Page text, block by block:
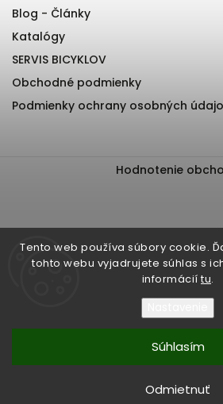
Tento web používa súbory cookie.
tohto webu vyjadrujete súhlas s
informácií tu.
Odmietnuť
Súhlasím
Blog - Články
Katalógy
SERVIS BICYKLOV
Obchodné podmienky
Podmienky ochrany osobných
Hodnotenie
Copyright 2026EliteBiker. Všetky
Shoptet | Design